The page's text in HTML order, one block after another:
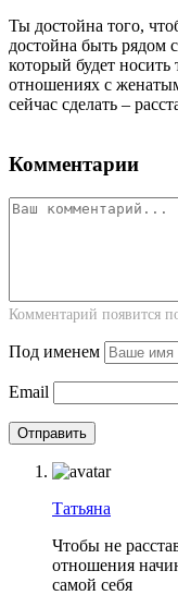
Ты достойна того,
достойна быть
который будет
отношениях с
сейчас сделать –
Комментарии
Комментарий появится
Под именем
Email
Татьяна
Чтобы не
отношения
самой себя